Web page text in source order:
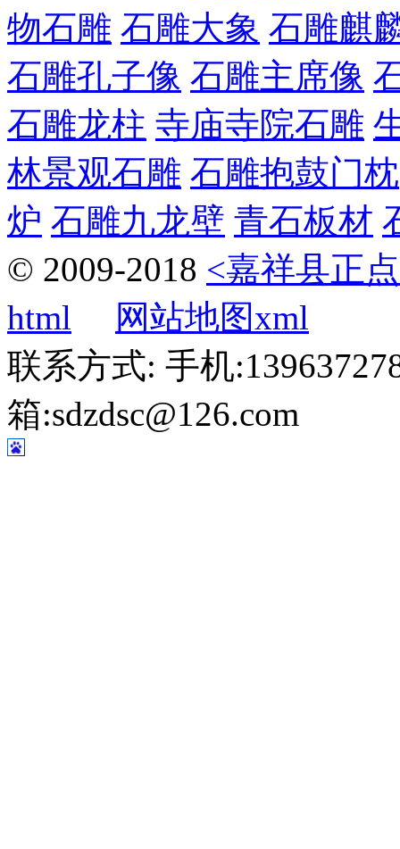
物石雕 石雕大象 石雕麒
石雕孔子像 石雕主席像
石雕龙柱 寺庙寺院石雕
林景观石雕 石雕抱鼓门枕
炉 石雕九龙壁 青石板材
© 2009-2018 <嘉祥县正
html
网站地图xml
联系方式: 手机
箱:sdzdsc@126.com